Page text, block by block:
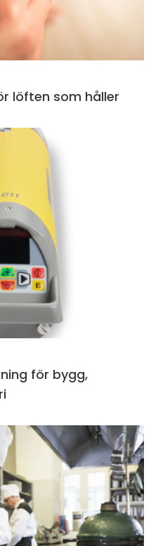
löften som håller